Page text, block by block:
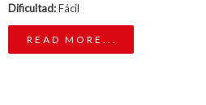
Dificultad:Fácil
READ MORE...